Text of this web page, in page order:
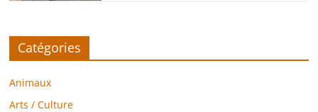
Catégories
Animaux
Arts / Culture